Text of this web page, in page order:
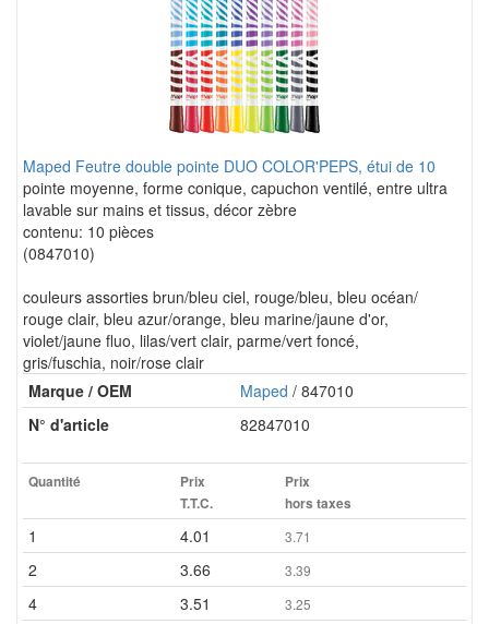
Maped Feutre double pointe DUO COLOR'PEPS, étui de 10
pointe moyenne, forme conique, capuchon ventilé, entre ultra
lavable sur mains et tissus, décor zèbre
contenu: 10 pièces
(0847010)
couleurs assorties brun/bleu ciel, rouge/bleu, bleu océan/
rouge clair, bleu azur/orange, bleu marine/jaune d'or,
violet/jaune fluo, lilas/vert clair, parme/vert foncé,
gris/fuschia, noir/rose clair
Marque / OEM
Maped / 847010
N° d'article
82847010
Quantité
Prix
T.T.C.
Prix
hors taxes
1 4.01 3.71
2 3.66 3.39
4 3.51 3.25